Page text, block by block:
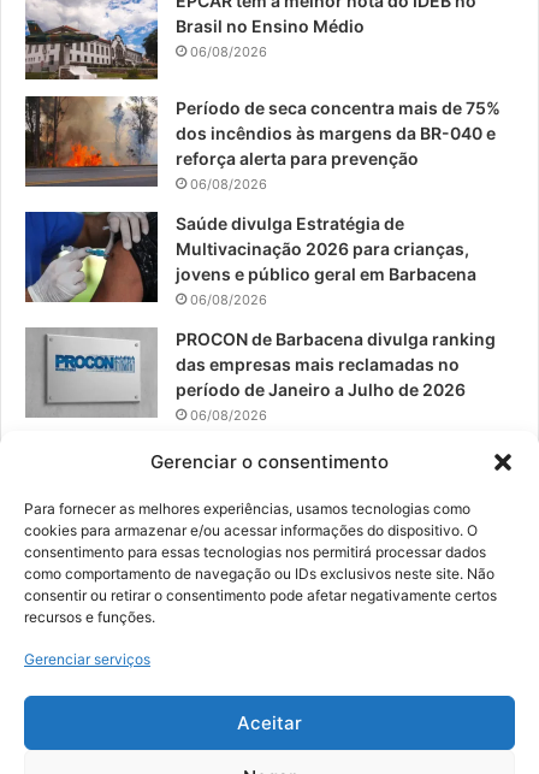
Gerenciar o consentimento
Para fornecer as melhores experiências, usamos tecnologias como
cookies para armazenar e/ou acessar informações do dispositivo. O
consentimento para essas tecnologias nos permitirá processar dados
como comportamento de navegação ou IDs exclusivos neste site. Não
consentir ou retirar o consentimento pode afetar negativamente certos
recursos e funções.
Gerenciar serviços
Aceitar
o
o
k
e
r
a
Brasil no Ensino Médio
06/08/2026
Período de seca concentra mais de 75%
dos incêndios às margens da BR-040 e
reforça alerta para prevenção
06/08/2026
Saúde divulga Estratégia de
Multivacinação 2026 para crianças,
jovens e público geral em Barbacena
06/08/2026
PROCON de Barbacena divulga ranking
das empresas mais reclamadas no
período de Janeiro a Julho de 2026
06/08/2026
Prefeitura convoca organizações de
Resíduos Sólidos
05/08/2026
© 2026, Todos os direitos reservados | Desenvolvido por:
Digital Business| Hospedado por:NP Publicidade
Fale Conosco
Sobre Nós